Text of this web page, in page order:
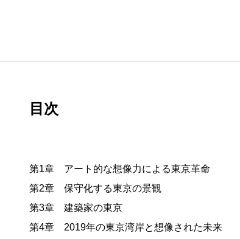
目次
第1章 アート的な想像力による東京革命
第2章 保守化する東京の景観
第3章 建築家の東京
第4章 2019年の東京湾岸と想像された未来